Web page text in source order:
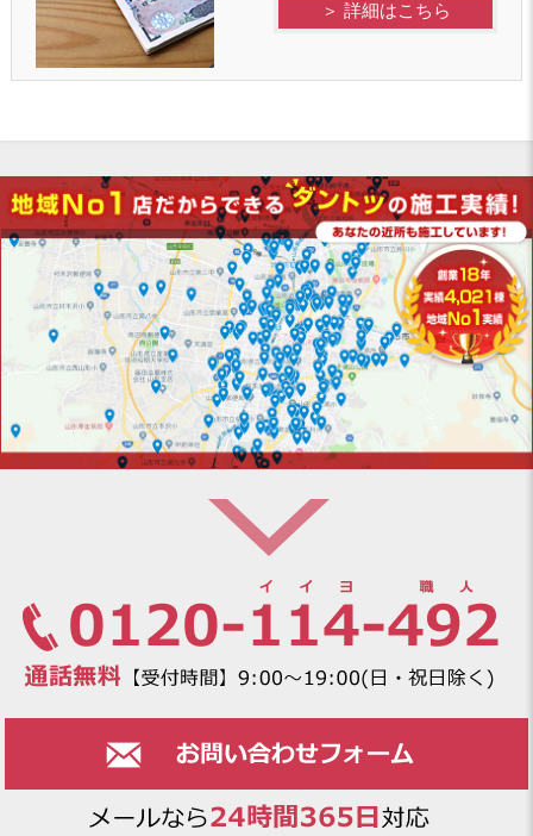
＞ 詳細はこちら